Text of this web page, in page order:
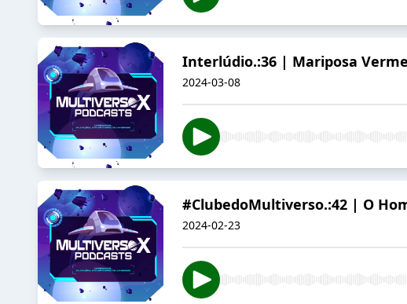
Interlúdio.:36 | Mariposa
2024-03-08
#ClubedoMultiverso.:42 | O
2024-02-23